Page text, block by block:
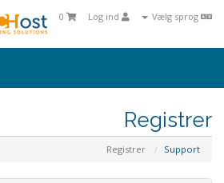
0
Registrer
Support